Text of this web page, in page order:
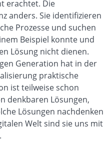
erachtet. Die
anders. Sie identifizieren
Prozesse und suchen
Beispiel konnte und
Lösung nicht dienen.
Generation hat in der
praktische
ist teilweise schon
denkbaren Lösungen,
Lösungen nachdenken
Welt sind sie uns mit